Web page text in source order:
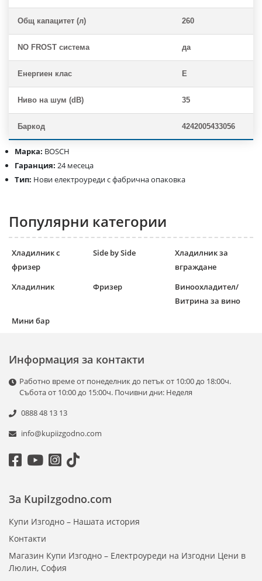
Общ капацитет (л) 260
NO FROST система да
Енергиен клас E
Ниво на шум (dB) 35
Баркод 4242005433056
Марка: BOSCH
Гаранция: 24 месеца
Тип: Нови електроуреди с фабрична опаковка
Популярни категории
Хладилник с
фризер
Side by Side
Хладилник за
вграждане
Хладилник
Фризер
Виноохладител/
Витрина за вино
Мини бар
Информация за контакти
Работно време от понеделник до петък от 10:00 до 18:00ч.
Събота от 10:00 до 15:00ч. Почивни дни: Неделя
0888 48 13 13
info@kupiizgodno.com
За KupiIzgodno.com
Купи Изгодно – Нашата история
Контакти
Магазин Купи Изгодно – Електроуреди на Изгодни Цени в
Люлин, София